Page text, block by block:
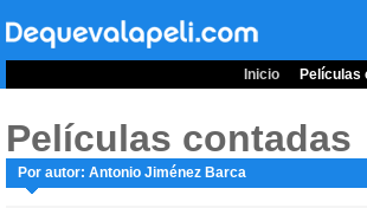
Inicio Películas
Películas contadas
Por autor: Antonio Jiménez Barca